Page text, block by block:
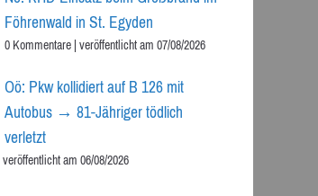
Föhrenwald in St. Egyden
0 Kommentare|veröffentlicht am 07/08/2026
Oö: Pkw kollidiert auf B 126 mit
Autobus → 81-Jähriger tödlich
verletzt
veröffentlicht am 06/08/2026